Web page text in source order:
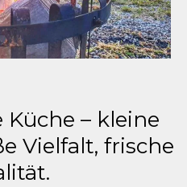
– kleine
Vielfalt, frische